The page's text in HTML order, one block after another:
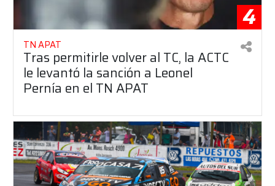
4
TN APAT
Tras permitirle volver al TC, la ACTC
le levantó la sanción a Leonel
Pernía en el TN APAT